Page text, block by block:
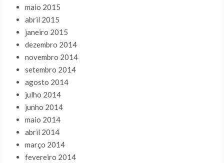
maio 2015
abril 2015
janeiro 2015
dezembro 2014
novembro 2014
setembro 2014
agosto 2014
julho 2014
junho 2014
maio 2014
abril 2014
março 2014
fevereiro 2014